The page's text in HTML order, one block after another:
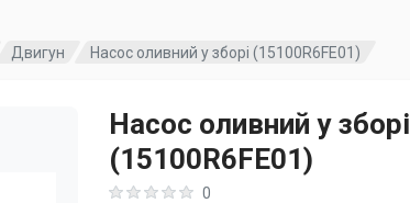
Двигун Насос оливний у зборі (15100R6FE01)
Насос оливний у зборі
(15100R6FE01)
0